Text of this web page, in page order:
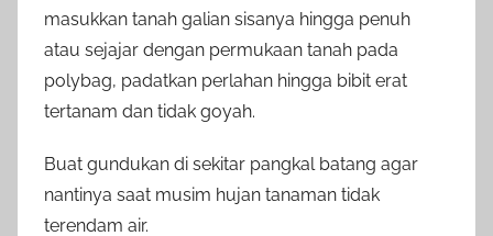
masukkan tanah galian sisanya hingga penuh
atau sejajar dengan permukaan tanah pada
polybag, padatkan perlahan hingga bibit erat
tertanam dan tidak goyah.
Buat gundukan di sekitar pangkal batang agar
nantinya saat musim hujan tanaman tidak
terendam air.